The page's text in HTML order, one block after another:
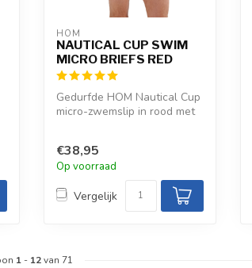
HOM
NAUTICAL CUP SWIM
MICRO BRIEFS RED
Gedurfde HOM Nautical Cup
micro-zwemslip in rood met
€38,95
Op voorraad
Vergelijk
1 - 12van 71